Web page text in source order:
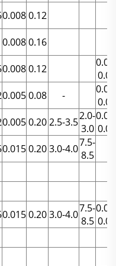
0.0080.12
0.0080.16
0.0080.12
0.08
0.0050.08 -
0.08
0.0050.20 2.5-3.52.0-
3.0 0.08
0.0150.20 3.0-4.07.5-
8.5
0.0150.20 3.0-4.07.5-
8.5 0.08